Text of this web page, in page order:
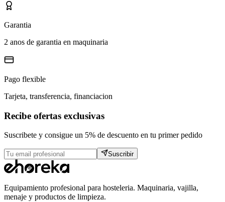
Garantia
2 anos de garantia en maquinaria
Pago flexible
Tarjeta, transferencia, financiacion
Recibe ofertas exclusivas
Suscribete y consigue un 5% de descuento en tu primer pedido
Suscribir
Equipamiento profesional para hosteleria. Maquinaria, vajilla,
menaje y productos de limpieza.